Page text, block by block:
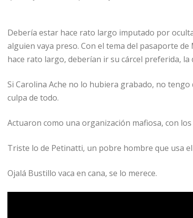
Debería estar hace rato largo imputado por
alguien vaya preso. Con el tema del pasaporte
hace rato largo, deberían ir su cárcel preferida, la
Si Carolina Ache no lo hubiera grabado, no
culpa de todo.
Actuaron como una organización mafiosa, con
Triste lo de Petinatti, un pobre hombre que usa
Ojalá Bustillo vaca en cana, se lo merece.